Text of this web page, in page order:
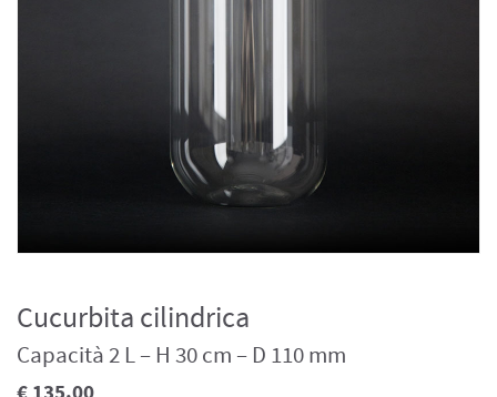
Cucurbita cilindrica
Capacità 2 L – H 30 cm – D 110 mm